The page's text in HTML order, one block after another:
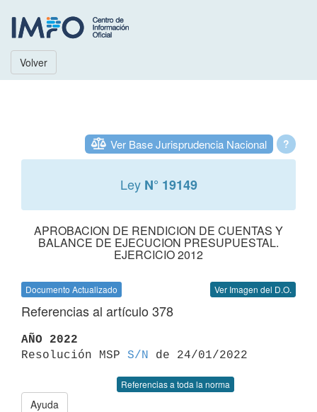
Volver
?
Ver Base Jurisprudencia Nacional
Ley N° 19149
APROBACION DE RENDICION DE CUENTAS Y
BALANCE DE EJECUCION PRESUPUESTAL.
EJERCICIO 2012
Documento Actualizado Ver Imagen del D.O.
Referencias al artículo 378
AÑO 2022
Resolución MSP S/N
Referencias a toda la norma
Ayuda